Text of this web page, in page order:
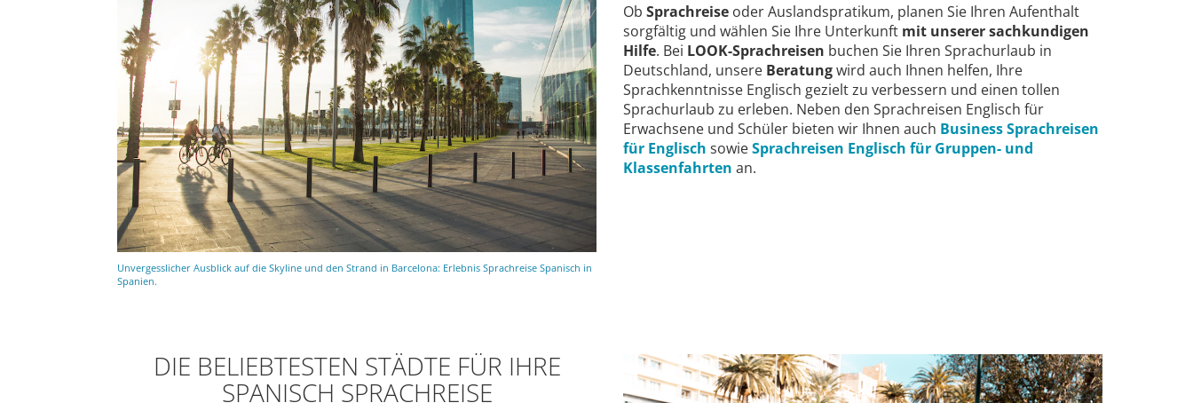
Unvergesslicher Ausblick auf die Skyline und den Strand in Barcelona: Erlebnis Sprachreise Spanisch in
Spanien.
Ob Sprachreise oder Auslandspratikum, planen Sie Ihren Aufenthalt
sorgfältig und wählen Sie Ihre Unterkunft mit unserer sachkundigen
Hilfe. Bei LOOK-Sprachreisen buchen Sie Ihren Sprachurlaub in
Deutschland, unsere Beratungwird auch Ihnen helfen, Ihre
Sprachkenntnisse Englisch gezielt zu verbessern und einen tollen
Sprachurlaub zu erleben. Neben den Sprachreisen Englisch für
Erwachsene und Schüler bieten wir Ihnen auch Business Sprachreisen
für Englisch sowieSprachreisen Englisch für Gruppen- und
Klassenfahrten an.
DIE BELIEBTESTEN STÄDTE FÜR IHRE
SPANISCH SPRACHREISE